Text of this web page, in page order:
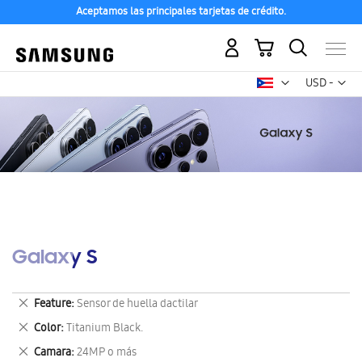
Aceptamos las principales tarjetas de crédito.
USD -
dólar
Mi carrito
Galaxy S
Feature Sensor de huella dactilar
Eliminar
este
artículo
Color Titanium Black.
Eliminar
este
Camara 24MP o más
Eliminar